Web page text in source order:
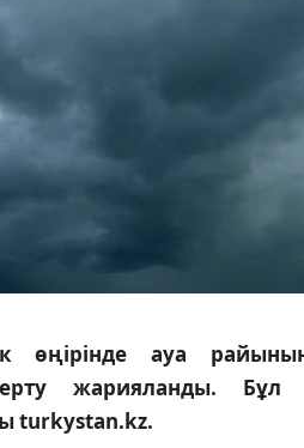
өңірінде ауа
жарияланды. Бұл
turkystan.kz.